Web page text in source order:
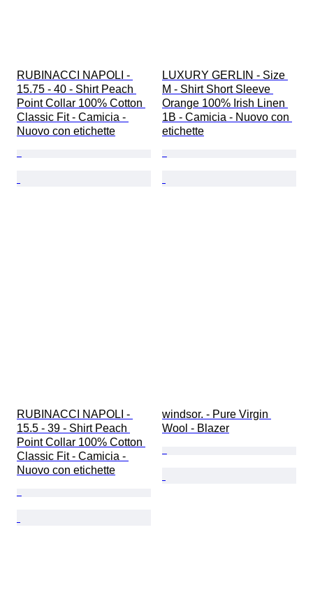
RUBINACCI NAPOLI -
15.75 - 40 - Shirt Peach
Point Collar 100% Cotton
Classic Fit - Camicia -
Nuovo con etichette
LUXURY GERLIN - Size
M - Shirt Short Sleeve
Orange 100% Irish Linen
1B - Camicia - Nuovo con
etichette
RUBINACCI NAPOLI -
15.5 - 39 - Shirt Peach
Point Collar 100% Cotton
Classic Fit - Camicia -
Nuovo con etichette
windsor. - Pure Virgin
Wool - Blazer